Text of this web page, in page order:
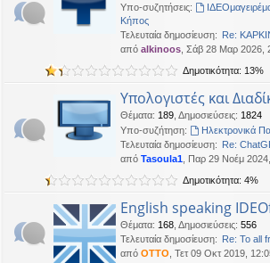
Υπο-συζητήσεις:
Κήπος
Τελευταία δημοσίευση: Re:
από alkinoos , Σάβ 28 Μαρ 2026,
Δημοτικότητα: 13%
Υπολογιστές και
Θέματα: 189 Δημοσιεύσεις: 1824
Υπο-συζήτηση:
Ηλεκτρονικά
Τελευταία δημοσίευση: Re:
από Tasoula1 , Παρ 29 Νοέμ
Δημοτικότητα: 4%
English speaking
Θέματα: 168 Δημοσιεύσεις: 556
Τελευταία δημοσίευση: Re: To all
από OTTO , Τετ 09 Οκτ 2019,